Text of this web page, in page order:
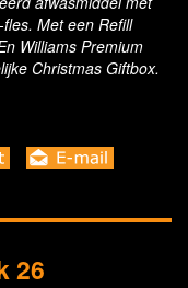
Met een Refill
Williams Premium
Christmas Giftbox.
26